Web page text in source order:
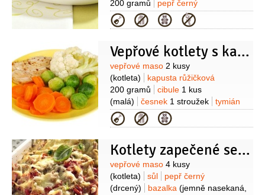
200 gramů
pepř černý
(mletý)
sůl sádlo (nebo olej, na
opečení)
Kategorie
Vepřové kotlety s kapustičkou
Suroviny
vepřové maso 2 kusy
(kotleta)
kapusta růžičková
200 gramů
cibule 1 kus
(malá)
česnek 1 stroužek
tymián
1 větvička
olej olivový
Kategorie
Kotlety zapečené se sýrem a šunkou
Suroviny
vepřové maso 4 kusy
(kotleta)
sůl
pepř černý
(drcený)
bazalka (jemně nasekaná,